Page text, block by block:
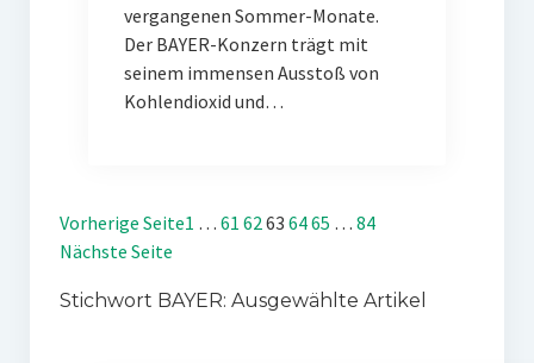
vergangenen Sommer-Monate.
Der BAYER-Konzern trägt mit
seinem immensen Ausstoß von
Kohlendioxid und…
Vorherige Seite1 … 61 6263 6465 … 84
Nächste Seite
Stichwort BAYER: Ausgewählte Artikel